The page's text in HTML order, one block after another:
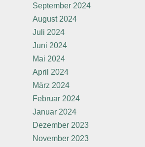
September 2024
August 2024
Juli 2024
Juni 2024
Mai 2024
April 2024
März 2024
Februar 2024
Januar 2024
Dezember 2023
November 2023